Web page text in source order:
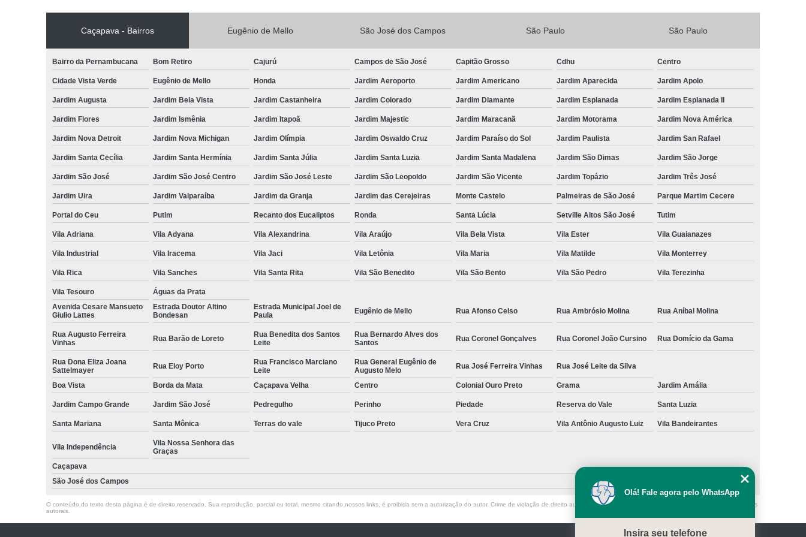
Veterinario 24hs
Veterinária 24h
Veterinária 24h Perto de Mim
Veterinário 24 Horas
Veterinário 24 Horas Mais Próximo
Veterinário 24 Horas Perto de Mim
Veterinário 24h
Veterinário 24h Perto de Mim
Veterinário 24hrs
Vet Popular 24 Horas
Veterinario a Preço Popular
Veterinária Popular
Veterinária Popular 24 Horas
Veterinário 24 Horas Popular
Veterinário Popular
Veterinário Popular 24 Horas
Veterinário Popular 24h
Veterinário Popular Perto de Mim Veterinário Preço Popular
Caçapava - Bairros Eugênio de Mello São José dos Campos São Paulo São Paulo
Bairro da Pernambucana Bom Retiro Cajurú Campos de São José Capitão Grosso Cdhu Centro
Cidade Vista Verde Eugênio de Mello Honda Jardim Aeroporto Jardim Americano Jardim Aparecida Jardim Apolo
Jardim Augusta Jardim Bela Vista Jardim Castanheira Jardim Colorado Jardim Diamante Jardim Esplanada Jardim Esplanada II
Jardim Flores Jardim Ismênia Jardim Itapoã Jardim Majestic Jardim Maracanã Jardim Motorama Jardim Nova América
Jardim Nova Detroit Jardim Nova Michigan Jardim Olímpia Jardim Oswaldo Cruz Jardim Paraíso do Sol Jardim Paulista Jardim San Rafael
Jardim Santa Cecília Jardim Santa Hermínia Jardim Santa Júlia Jardim Santa Luzia Jardim Santa Madalena Jardim São Dimas Jardim São Jorge
Jardim São José Jardim São José Centro Jardim São José Leste Jardim São Leopoldo Jardim São Vicente Jardim Topázio Jardim Três José
Jardim Uira Jardim Valparaíba Jardim da Granja Jardim das Cerejeiras Monte Castelo Palmeiras de São José Parque Martim Cecere
Portal do Ceu Putim Recanto dos Eucaliptos Ronda Santa Lúcia Setville Altos São José Tutim
Vila Adriana Vila Adyana Vila Alexandrina Vila Araújo Vila Bela Vista Vila Ester Vila Guaianazes
Vila Industrial Vila Iracema Vila Jaci Vila Letônia Vila Maria Vila Matilde Vila Monterrey
Vila Rica Vila Sanches Vila Santa Rita Vila São Benedito Vila São Bento Vila São Pedro Vila Terezinha
Vila Tesouro
Águas da Prata
Avenida Cesare Mansueto
Giulio Lattes
Estrada Doutor Altino
Bondesan
Estrada Municipal Joel de
Paula
Eugênio de Mello Rua Afonso Celso Rua Ambrósio Molina Rua Aníbal Molina
Rua Augusto Ferreira
Vinhas
Rua Barão de Loreto
Rua Benedita dos Santos
Leite
Rua Bernardo Alves dos
Santos
Rua Coronel Gonçalves Rua Coronel João Cursino Rua Domício da Gama
Rua Dona Eliza Joana
Sattelmayer
Rua Eloy Porto
Rua Francisco Marciano
Leite
Rua General Eugênio de
Augusto Melo
Rua José Ferreira Vinhas Rua José Leite da Silva
Boa Vista Borda da Mata Caçapava Velha Centro Colonial Ouro Preto Grama Jardim Amália
Jardim Campo Grande Jardim São José Pedregulho Perinho Piedade Reserva do Vale Santa Luzia
Santa Mariana Santa Mônica Terras do vale Tijuco Preto Vera Cruz Vila Antônio Augusto Luiz Vila Bandeirantes
Vila Independência
Vila Nossa Senhora das
Graças
Caçapava
São José dos Campos
O conteúdo do texto desta página é de direito reservado. Sua reprodução, parcial ou total, mesmo citando nossos links, é proibida sem a autorização do autor. Crime de violação de direito autoral – artigo 184 do Código Penal –
Lei 9610/98 - Lei de direitos
autorais
Olá! Fale agora pelo WhatsApp
Insira seu telefone